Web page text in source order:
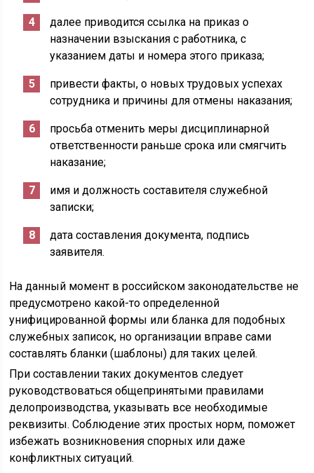
далее приводится ссылка на приказ о
назначении взыскания с работника, с
указанием даты и номера этого приказа;
привести факты, о новых трудовых успехах
сотрудника и причины для отмены наказания;
просьба отменить меры дисциплинарной
ответственности раньше срока или смягчить
наказание;
имя и должность составителя служебной
записки;
дата составления документа, подпись
заявителя.
На данный момент в российском законодательстве не
предусмотрено какой-то определенной
унифицированной формы или бланка для подобных
служебных записок, но организации вправе сами
составлять бланки (шаблоны) для таких целей.
При составлении таких документов следует
руководствоваться общепринятыми правилами
делопроизводства, указывать все необходимые
реквизиты. Соблюдение этих простых норм, поможет
избежать возникновения спорных или даже
конфликтных ситуаций.